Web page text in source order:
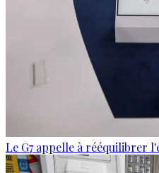
Le G7 appelle à rééquilibrer